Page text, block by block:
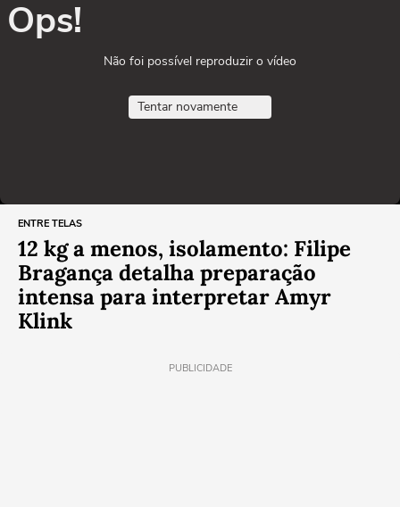
Ops!
Não foi possível reproduzir o vídeo
Tentar novamente
ENTRE TELAS
12 kg a menos, isolamento: Filipe
Bragança detalha preparação
intensa para interpretar Amyr
Klink
PUBLICIDADE